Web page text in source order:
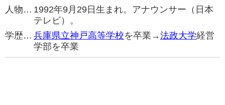
人物… 1992年9月29日生まれ。アナウンサー（日本
テレビ）。
学歴… 兵庫県立神戸高等学校を卒業→法政大学経営
学部を卒業